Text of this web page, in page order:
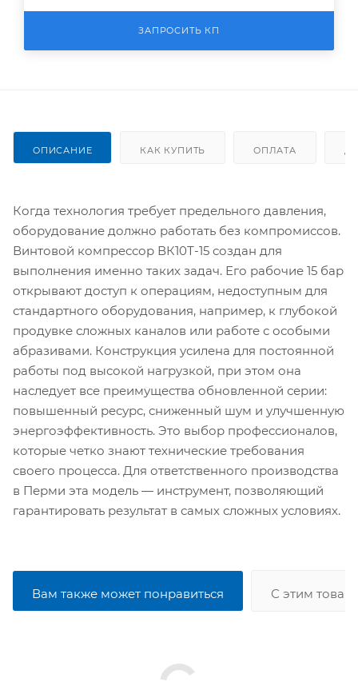
ЗАПРОСИТЬ КП
ОПИСАНИЕ КАК КУПИТЬ ОПЛАТА
Когда технология требует предельного давления,
оборудование должно работать без компромиссов.
Винтовой компрессор ВК10Т-15 создан для
выполнения именно таких задач. Его рабочие 15 бар
открывают доступ к операциям, недоступным для
стандартного оборудования, например, к глубокой
продувке сложных каналов или работе с особыми
абразивами. Конструкция усилена для постоянной
работы под высокой нагрузкой, при этом она
наследует все преимущества обновленной серии:
повышенный ресурс, сниженный шум и улучшенную
энергоэффективность. Это выбор профессионалов,
которые четко знают технические требования
своего процесса. Для ответственного производства
в Перми эта модель — инструмент, позволяющий
гарантировать результат в самых сложных условиях.
Вам также может понравиться С этим